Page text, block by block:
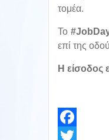
τομέα.
Το
επί της
Η είσοδος
Facebook